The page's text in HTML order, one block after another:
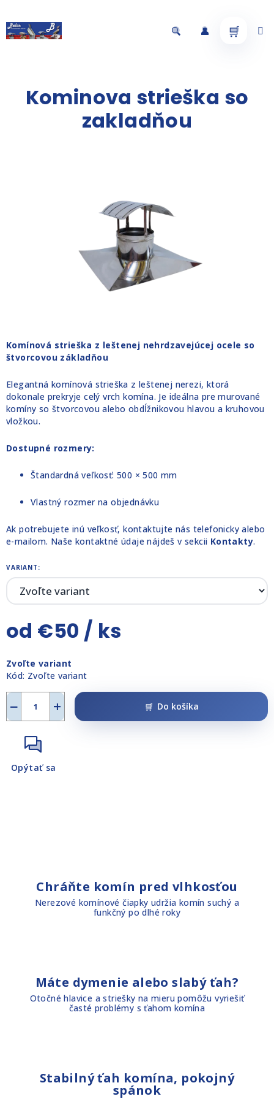
na
obsah
Komínová strieška z leštenej nehrdzavejúcej ocele so
štvorcovou základňou
Elegantná komínová strieška z leštenej nerezi, ktorá
dokonale prekryje celý vrch komína. Je ideálna pre murované
komíny so štvorcovou alebo obdĺžnikovou hlavou a kruhovou
vložkou.
Dostupné rozmery:
Štandardná veľkosť: 500 × 500 mm
Vlastný rozmer na objednávku
Ak potrebujete inú veľkosť, kontaktujte nás telefonicky alebo
e-mailom. Naše kontaktné údaje nájdeš v sekcii Kontakty.
VARIANT:
od €50 / ks
cena:
Zvoľte variant
Kód: Zvoľte variant
+
− Do košíka
Opýtať sa
Kominova strieška so
zakladňou
Chráňte komín pred vlhkosťou
Nerezové komínové čiapky udržia komín suchý a
funkčný po dlhé roky
Máte dymenie alebo slabý ťah?
Otočné hlavice a striešky na mieru pomôžu vyriešiť
časté problémy s ťahom komína
Stabilný ťah komína, pokojný
spánok